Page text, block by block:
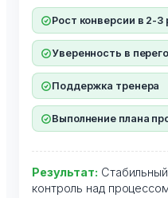
Рост конверсии в 2-3
Уверенность в
Поддержка тренера
Выполнение плана
Результат:
контроль над